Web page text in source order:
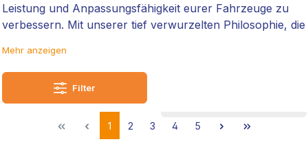
Leistung und Anpassungsfähigkeit eurer Fahrzeuge zu
verbessern. Mit unserer tief verwurzelten Philosophie, die
Innovation und Kundenzufriedenheit basiert, entwickeln
wirBremssattel Adapter, die eine einfache Integration in
alle Fahrzeugmodelle ermöglichen.
Mehr anzeigen
Filter
1 2 3 4 5